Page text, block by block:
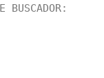
BUSCADOR: